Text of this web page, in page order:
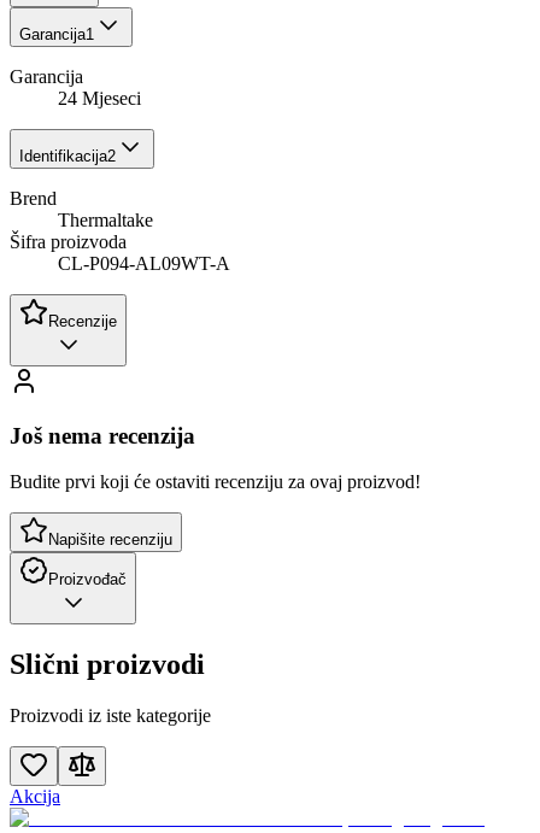
Garancija1
Garancija
24 Mjeseci
Identifikacija2
Brend
Thermaltake
Šifra proizvoda
CL-P094-AL09WT-A
Recenzije
Još nema recenzija
Budite prvi koji će ostaviti recenziju za ovaj proizvod!
Napišite recenziju
Proizvođač
Slični proizvodi
Proizvodi iz iste kategorije
Akcija